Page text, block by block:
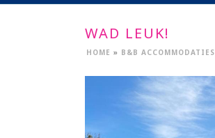
WAD LEUK!
HOME » B&B ACCOMMODATIES